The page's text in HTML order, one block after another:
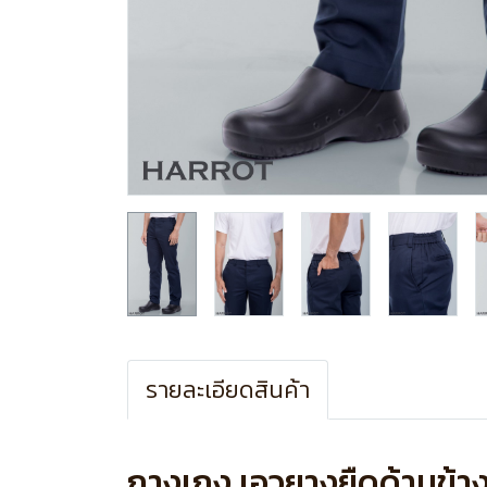
รายละเอียดสินค้า